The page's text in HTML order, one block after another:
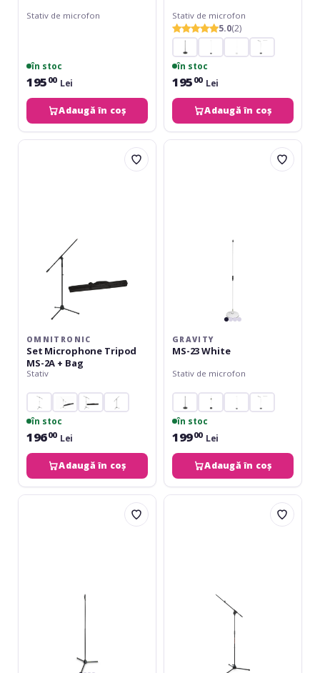
Stativ de microfon
în stoc
195 00 Lei
Adaugă în coș
Stativ de microfon
5.0(2)
în stoc
195 00 Lei
Adaugă în coș
Omnitronic
OMNITRONIC
Set Microphone Tripod
MS-2A + Bag
Stativ
în stoc
19600 Lei
Adaugă în coș
Gravity
GRAVITY
MS-23 White
Stativ de microfon
în stoc
19900 Lei
Adaugă în coș
Gravity
Athletic